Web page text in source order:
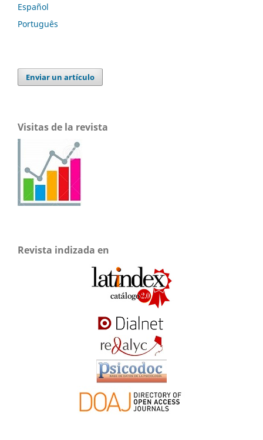
Español
Português
Enviar un artículo
Visitas de la revista
Revista indizada en